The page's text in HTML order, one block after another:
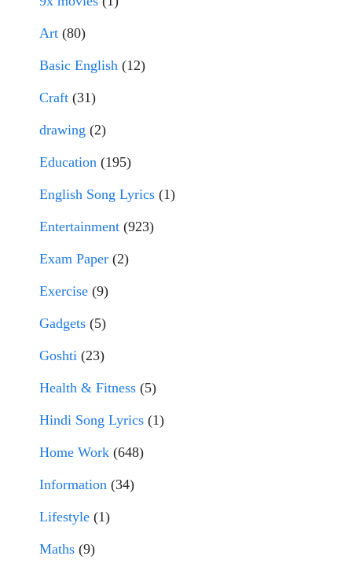
Art (80)
Basic English (12)
Craft (31)
drawing (2)
Education (195)
English Song Lyrics (1)
Entertainment (923)
Exam Paper (2)
Exercise (9)
Gadgets (5)
Goshti (23)
Health & Fitness (5)
Hindi Song Lyrics (1)
Home Work (648)
Information (34)
Lifestyle (1)
Maths (9)